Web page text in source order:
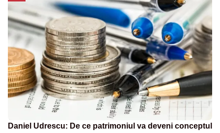
Daniel Udrescu: De ce patrimoniul va deveni conceptul